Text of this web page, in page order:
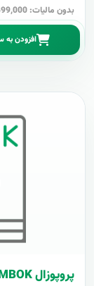
بدون مالیات: 499,000 تومان
افزودن به
پروپوزال PMBOK